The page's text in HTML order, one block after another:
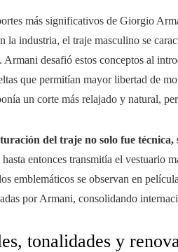
más significativos de Giorgio
la industria, el traje masculino se
Armani desafió estos conceptos al
que permitían mayor libertad de
un corte más relajado y natural,
del traje no solo fue técnica,
entonces transmitía el vestuario
emblemáticos se observan en
por Armani, consolidando
tonalidades y